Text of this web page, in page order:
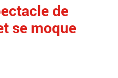
de
se moque